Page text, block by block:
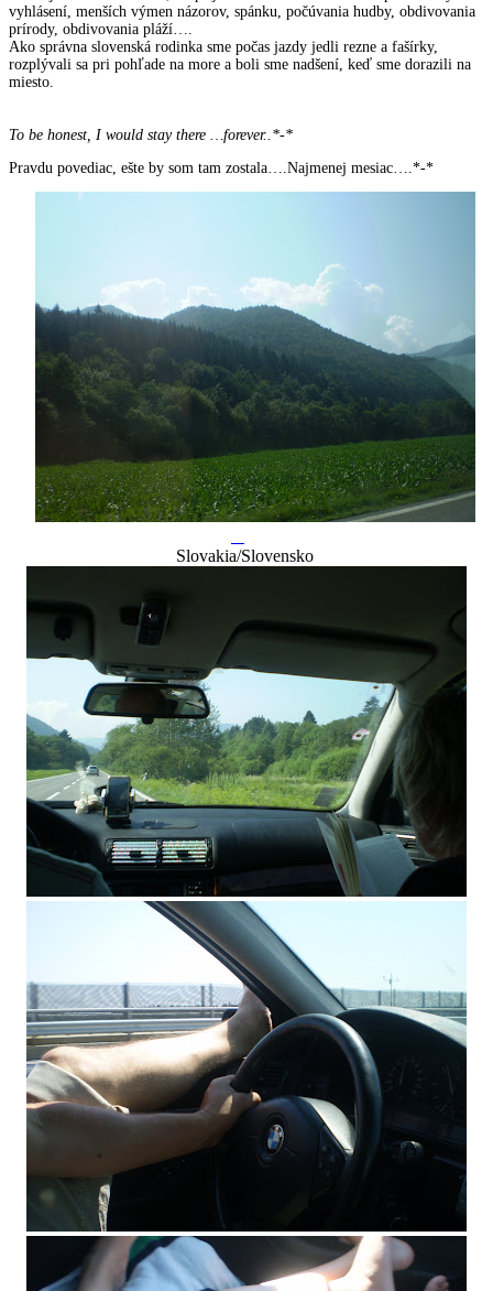
vyhlásení, menších výmen názorov, spánku, počúvania hudby, obdivovania
prírody, obdivovania pláží….
Ako správna slovenská rodinka sme počas jazdy jedli rezne a fašírky,
rozplývali sa pri pohľade na more a boli sme nadšení, keď sme dorazili na
miesto.
To be honest, I would stay there …forever..*-*
Pravdu povediac, ešte by som tam zostala….Najmenej mesiac….*-*
Slovakia/Slovensko